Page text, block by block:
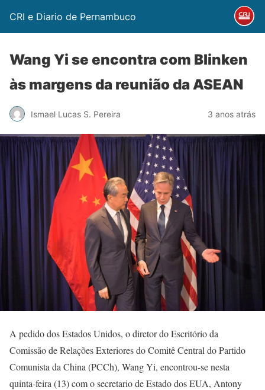
CRI e Diario de Pernambuco
Wang Yi se encontra com Blinken
às margens da reunião da ASEAN
Ismael Lucas S. Pereira 3 anos atrás
A pedido dos Estados Unidos, o diretor do Escritório da
Comissão de Relações Exteriores do Comitê Central do Partido
Comunista da China (PCCh), Wang Yi, encontrou-se nesta
quinta-feira (13) com o secretario de Estado dos EUA, Antony